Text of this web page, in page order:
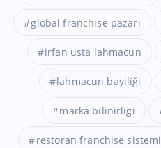
global franchise pazarı
irfan usta lahmacun
lahmacun bayiliği
marka bilinirliği
restoran franchise sistemi